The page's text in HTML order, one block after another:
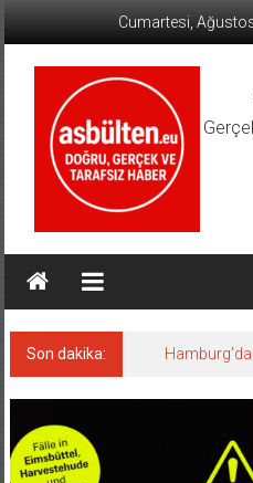
Cumartesi,
Son dakika: Hamburg’da